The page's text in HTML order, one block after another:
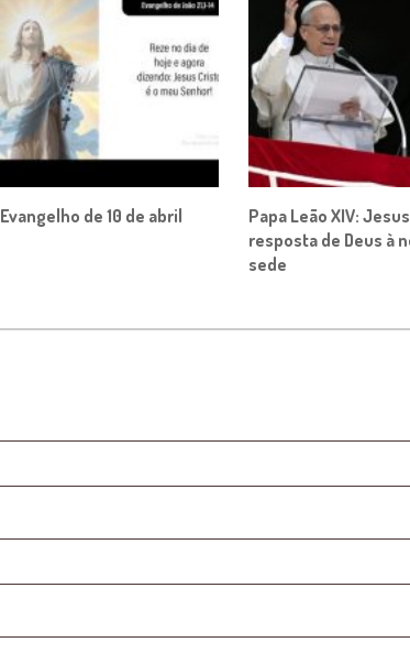
Evangelho de 10 de abril
Papa Leão XIV:
resposta de Deus à
sede